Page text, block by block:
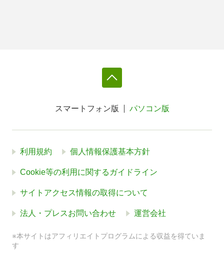
スマートフォン版 パソコン版
利用規約 個人情報保護基本方針
Cookie等の利用に関するガイドライン
サイトアクセス情報の取得について
法人・プレスお問い合わせ 運営会社
※本サイトはアフィリエイトプログラムによる収益を得ていま
す